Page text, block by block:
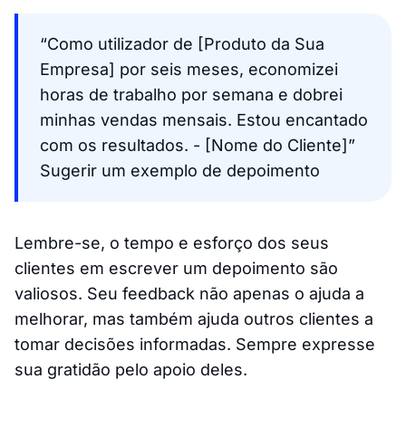
“Como utilizador de [Produto da Sua
Empresa] por seis meses, economizei
horas de trabalho por semana e dobrei
minhas vendas mensais. Estou encantado
com os resultados. - [Nome do Cliente]”
Sugerir um exemplo de depoimento
Lembre-se, o tempo e esforço dos seus
clientes em escrever um depoimento são
valiosos. Seu feedback não apenas o ajuda a
melhorar, mas também ajuda outros clientes a
tomar decisões informadas. Sempre expresse
sua gratidão pelo apoio deles.